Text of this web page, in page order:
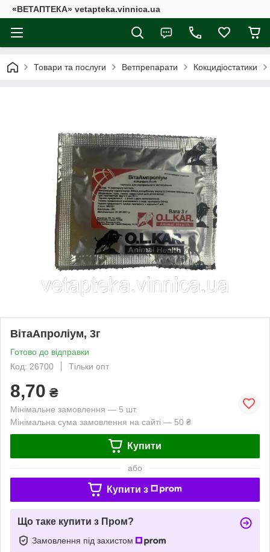
«ВЕТАПТЕКА» vetapteka.vinnica.ua
Товари та послуги Ветпрепарати Кокцидіостатики
ВітаАпроліум, 3г
Готово до відправки
Код: 26700
Тільки опт
8,70 ₴
Мінімальне замовлення — 5 шт.
Мінімальна сума замовлення на сайті — 50 ₴
Купити
або
Купити з
Що таке купити з Пром?
Замовлення під захистом